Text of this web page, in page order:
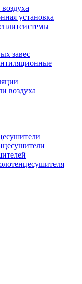
установка
завес
воздуха